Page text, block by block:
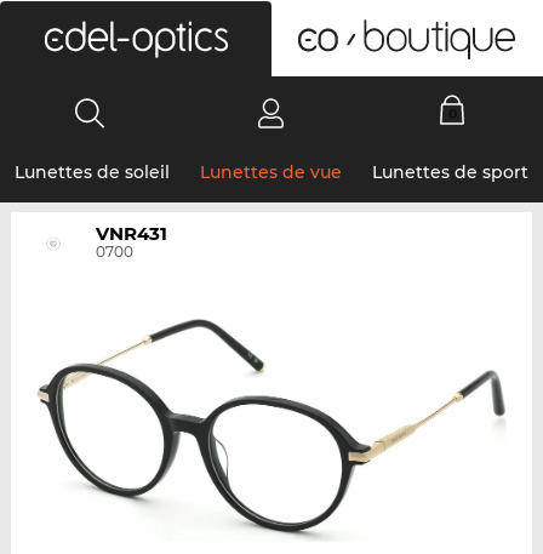
Lunettes de soleil Lunettes de vue Lunettes de sport
VNR431
0700